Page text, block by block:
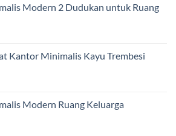
Modern 2 Dudukan untuk Ruang
Kantor Minimalis Kayu Trembesi
Modern Ruang Keluarga